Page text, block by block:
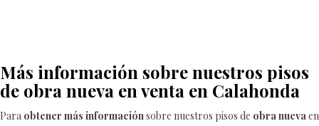
Más información sobre nuestros pisos
de obra nueva en venta en Calahonda
Para obtener más informaciónsobre nuestros pisos de obra nuevaen